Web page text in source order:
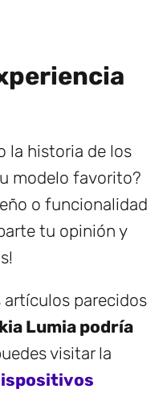
la historia de los
modelo favorito?
o funcionalidad
tu opinión y
artículos parecidos
Lumia podría
visitar la